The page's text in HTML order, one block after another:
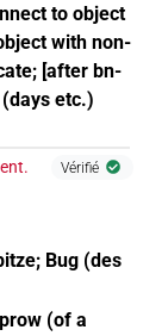
to object
with non-
[after bn-
etc.)
Vérifié
Bug (des
(of a